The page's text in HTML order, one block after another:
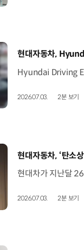
[동영상]
현대자동차,
2026.07.03. 2분 보기
[동영상]
현대자동차, ‘탄소
2026.07.03. 2분 보기